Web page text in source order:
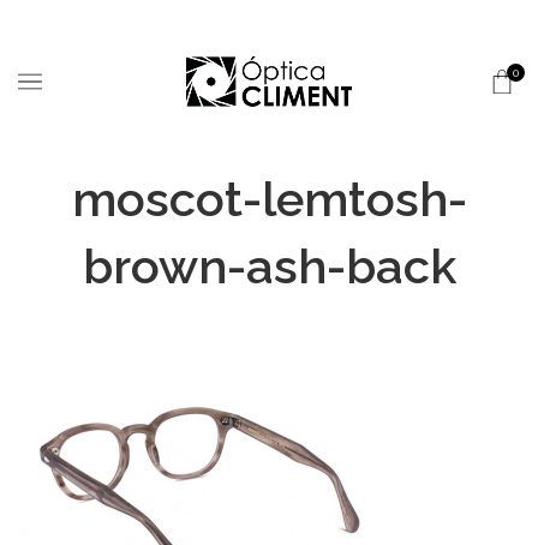
0
moscot-lemtosh-
brown-ash-back